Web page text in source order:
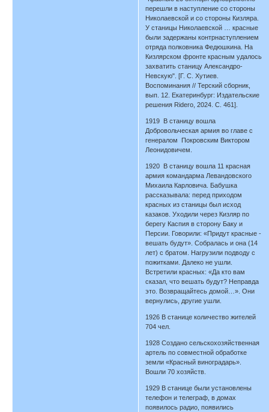
перешли в наступление со стороны
Николаевской и со стороны Кизляра.
У станицы Николаевской … красные
были задержаны контрнаступлением
отряда полковника Федюшкина. На
Кизлярском фронте красным удалось
захватить станицу Александро-
Невскую". [Г. С. Хутиев.
Воспоминания // Терский сборник,
вып. 12. Екатеринбург: Издательские
решения Ridero, 2024. С. 461].
1919 В станицу вошла
Добровольческая армия во главе с
генералом Покровским Виктором
Леонидовичем.
1920 В станицу вошла 11 красная
армия командарма Левандовского
Михаила Карловича. Бабушка
рассказывала: перед приходом
красных из станицы был исход
казаков. Уходили через Кизляр по
берегу Каспия в сторону Баку и
Персии. Говорили: «Придут красные -
вешать будут». Собралась и она (14
лет) с братом. Нагрузили подводу с
пожитками. Далеко не ушли.
Встретили красных: «Да кто вам
сказал, что вешать будут? Неправда
это. Возвращайтесь домой…». Они
вернулись, другие ушли.
1926 В станице количество жителей
704 чел.
1928 Создано сельскохозяйственная
артель по совместной обработке
земли «Красный виноградарь».
Вошли 70 хозяйств.
1929 В станице были установлены
телефон и телеграф, в домах
появилось радио, появились